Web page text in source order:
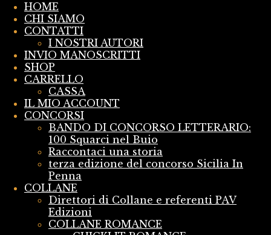
HOME
CHI SIAMO
CONTATTI
I NOSTRI AUTORI
INVIO MANOSCRITTI
SHOP
CARRELLO
CASSA
IL MIO ACCOUNT
CONCORSI
BANDO DI CONCORSO LETTERARIO:
100 Squarci nel Buio
Raccontaci una storia
terza edizione del concorso Sicilia In
Penna
COLLANE
Direttori di Collane e referenti PAV
Edizioni
COLLANE ROMANCE